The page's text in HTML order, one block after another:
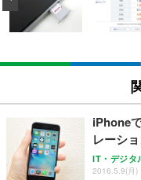
ン樹脂ベ
(黒網+黒
￥5,699
SIHOO
ュチェア
￥27,999
Sezlife
ワーク チ
￥105,595
EIZO ビ
￥109,572
【純正品
フック付
￥3,373
Amazon
x2袋(84
￥3,234
ネオ・ル
り 単品
iPhone
レーシ
IT・デジタ
2016.5.9(月)